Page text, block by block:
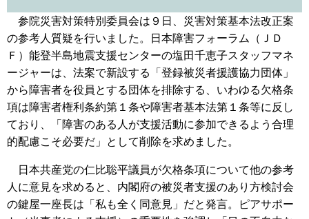
参院災害対策特別委員会は９日、災害対策基本法改正案
の参考人質疑を行いました。日本障害フォーラム（ＪＤ
Ｆ）能登半島地震支援センターの塩田千恵子スタッフマネ
ージャーは、法案で新設する「登録被災者援護協力団体」
から障害者を役員とする団体を排除する、いわゆる欠格条
項は障害者権利条約第１条や障害者基本法第１条等に反し
ており、「障害のある人が支援活動に参加できるよう合理
的配慮こそ必要だ」として削除を求めました。
日本共産党の仁比聡平議員が欠格条項について他の参考
人に意見を求めると、内閣府の被災者支援のあり方検討会
の鍵屋一座長は「私も全く同意見」だと発言。ピアサポー